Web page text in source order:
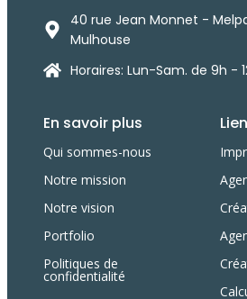
40 rue Jean Monnet -
Mulhouse
Horaires: Lun-Sam. de 9h -
En savoir plus
Qui sommes-nous
Notre mission
Notre vision
Portfolio
Politiques de
confidentialité